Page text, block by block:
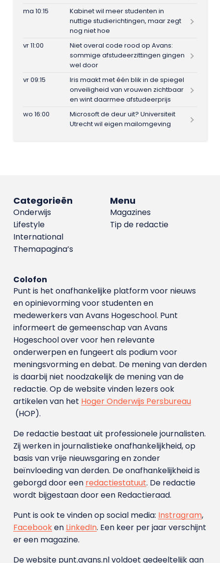
ma 10:15
Kabinet wil meer studenten in
nuttige studierichtingen, maar zegt
nog niet hoe
vr 11:00
Niet overal code rood op Avans:
sommige afstudeerzittingen gingen
wel door
vr 09:15
Iris maakt met één blik in de spiegel
onveiligheid van vrouwen zichtbaar
en wint daarmee afstudeerprijs
wo 16:00
Microsoft de deur uit? Universiteit
Utrecht wil eigen mailomgeving
Menu
Magazines
Tip de redactie
Categorieën
Onderwijs
Lifestyle
International
Themapagina’s
Colofon
Punt is het onafhankelijke platform voor nieuws
en opinievorming voor studenten en
medewerkers van Avans Hoge­school. Punt
informeert de gemeenschap van Avans
Hogeschool over voor hen relevante
onderwerpen en fungeert als podium voor
meningsvorming en debat. De mening van derden
is daarbij niet noodzakelijk de mening van de
redactie. Op de website vinden lezers ook
artikelen van het Hoger Onderwijs Persbureau
(HOP).
De redactie bestaat uit professionele journalisten.
Zij werken in journalistieke onafhankelijkheid, op
basis van vrije nieuwsgaring en zonder
beïnvloeding van derden. De onafhankelijkheid is
geborgd door een redactiestatuut. De redactie
wordt bijgestaan door een Redactieraad.
Punt is ook te vinden op social media: Instragram,
Facebooken LinkedIn. Een keer per jaar verschijnt
er een magazine.
De website punt.avans.nl voldoet gedeeltelijk aan